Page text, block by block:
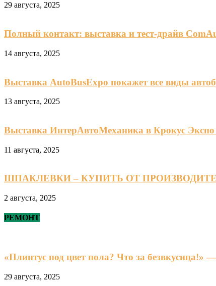
29 августа, 2025
Полный контакт: выставка и тест-драйв
14 августа, 2025
Выставка AutoBusExpo покажет все виды
13 августа, 2025
Выставка ИнтерАвтоМеханика в Крокус Экспо
11 августа, 2025
ШПАКЛЕВКИ – КУПИТЬ ОТ
2 августа, 2025
РЕМОНТ
«Плинтус под цвет пола? Что за
29 августа, 2025